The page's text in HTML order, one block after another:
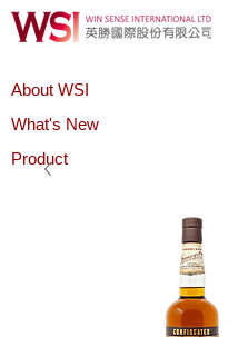
About WSI
What's New
Product